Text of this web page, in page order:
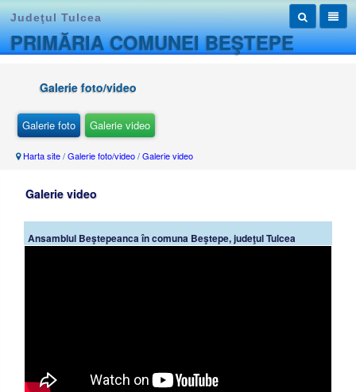
Judeţul Tulcea
PRIMĂRIA COMUNEI BEŞTEPE
Galerie foto/video
Galerie foto Galerie video
Harta site/Galerie foto/video/Galerie video
Galerie video
Ansamblul Beştepeanca în comuna Beştepe, judeţul Tulcea